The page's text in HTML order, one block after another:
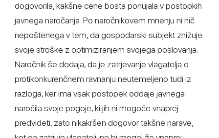
dogovorila, kakšne cene bosta ponujala v postopkih
javnega naročanja. Po naročnikovem mnenju ni nič
nepoštenega v tem, da gospodarski subjekt znižuje
svoje stroške z optimiziranjem svojega poslovanja.
Naročnik še dodaja, da je zatrjevanje vlagatelja o
protikonkurenčnem ravnanju neutemeljeno tudi iz
razloga, ker ima vsak postopek oddaje javnega
naročila svoje pogoje, ki jih ni mogoče vnaprej
predvideti, zato nikakršen dogovor takšne narave,